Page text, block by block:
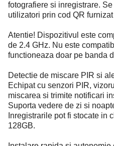
fotografiere si inregistrare.
utilizatori prin cod QR
Atentie! Dispozitivul este
de 2.4 GHz. Nu este
functioneaza doar pe banda
Detectie de miscare PIR si
Echipat cu senzori PIR,
miscarea si trimite notificari
Suporta vedere de zi si
Inregistrarile pot fi stocate in
128GB.